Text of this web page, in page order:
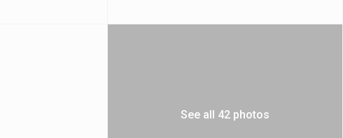
See all 42 photos